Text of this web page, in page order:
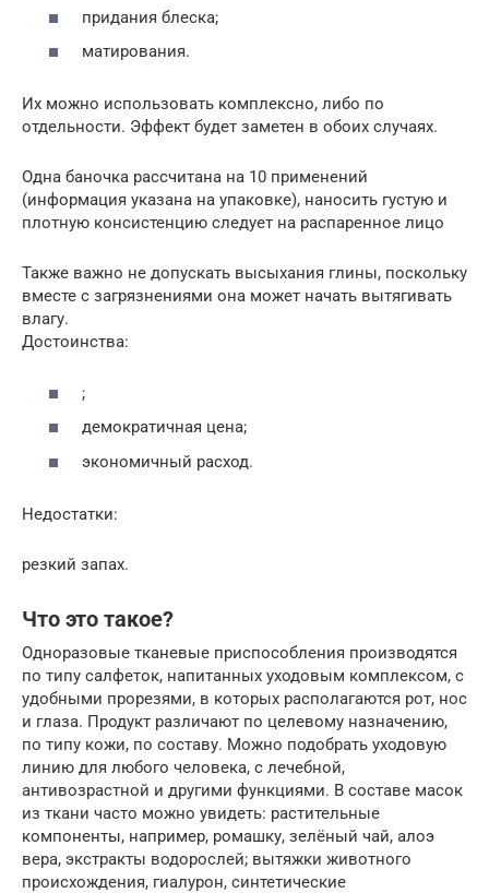
придания блеска;
матирования.
Их можно использовать комплексно, либо по
отдельности. Эффект будет заметен в обоих случаях.
Одна баночка рассчитана на 10 применений
(информация указана на упаковке), наносить густую и
плотную консистенцию следует на распаренное лицо
Также важно не допускать высыхания глины, поскольку
вместе с загрязнениями она может начать вытягивать
влагу.
Достоинства:
;
демократичная цена;
экономичный расход.
Недостатки:
резкий запах.
Что это такое?
Одноразовые тканевые приспособления производятся
по типу салфеток, напитанных уходовым комплексом, с
удобными прорезями, в которых располагаются рот, нос
и глаза. Продукт различают по целевому назначению,
по типу кожи, по составу. Можно подобрать уходовую
линию для любого человека, с лечебной,
антивозрастной и другими функциями. В составе масок
из ткани часто можно увидеть: растительные
компоненты, например, ромашку, зелёный чай, алоэ
вера, экстракты водорослей; вытяжки животного
происхождения, гиалурон, синтетические